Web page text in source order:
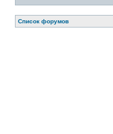
Список форумов